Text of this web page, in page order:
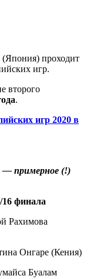
(Япония) проходит
игр.
второго
.
игр 2020 в
— примерное (!)
финала
Рахимова
Онгаре (Кения)
Буалам